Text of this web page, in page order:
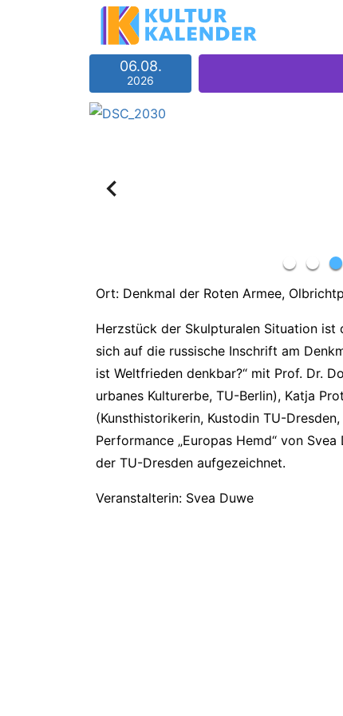
06.08.
2026
Ort: Denkmal der Roten Armee,
Herzstück der Skulpturalen Situation ist
sich auf die russische Inschrift am
ist Weltfrieden denkbar?“ mit Prof. Dr.
urbanes Kulturerbe, TU-Berlin), Katja
(Kunsthistorikerin, Kustodin TU-
Performance „Europas Hemd“ von
der TU-Dresden aufgezeichnet.
Veranstalterin: Svea Duwe